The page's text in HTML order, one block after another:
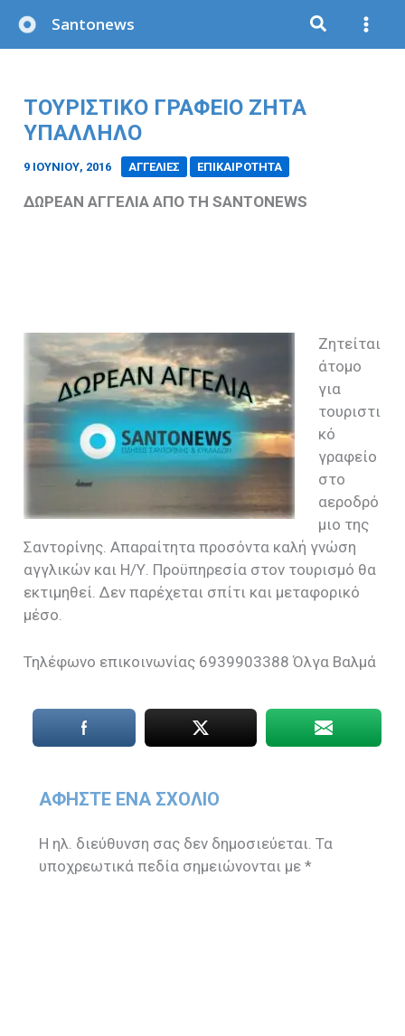
στο
Santonews
ΤΟΥΡΙΣΤΙΚΟ ΓΡΑΦΕΙΟ ΖΗΤΑ
ΥΠΑΛΛΗΛΟ
9 ΙΟΥΝΊΟΥ, 2016 ΑΓΓΕΛΙΕΣ ΕΠΙΚΑΙΡΟΤΗΤΑ
ΔΩΡΕΑΝ ΑΓΓΕΛΙΑ ΑΠΟ ΤΗ SANTONEWS
Ζητείται
άτομο
για
τουριστι
κό
γραφείο
στο
αεροδρό
μιο της
Σαντορίνης. Απαραίτητα προσόντα καλή γνώση
αγγλικών και Η/Υ. Προϋπηρεσία στον τουρισμό θα
εκτιμηθεί. Δεν παρέχεται σπίτι και μεταφορικό
μέσο.
Τηλέφωνο επικοινωνίας 6939903388 Όλγα Βαλμά
ΑΦΉΣΤΕ ΈΝΑ ΣΧΌΛΙΟ
Η ηλ. διεύθυνση σας δεν δημοσιεύεται. Τα
υποχρεωτικά πεδία σημειώνονται με*